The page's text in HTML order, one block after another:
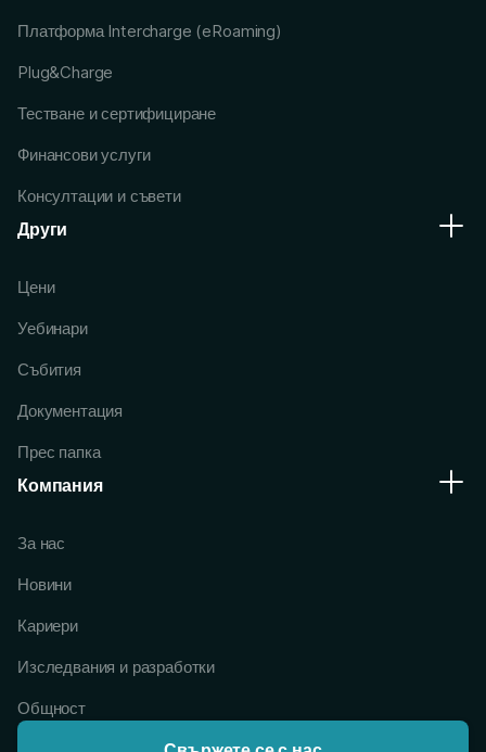
Платформа Intercharge (eRoaming)
Plug&Charge
Тестване и сертифициране
Финансови услуги
Консултации и съвети
Други
Цени
Уебинари
Събития
Документация
Прес папка
Компания
За нас
Новини
Кариери
Изследвания и разработки
Общност